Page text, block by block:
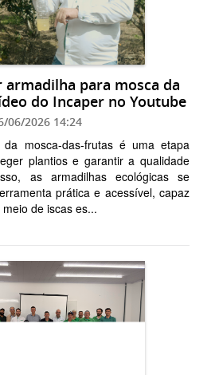
armadilha para mosca da
do Incaper no Youtube
06/2026 14:24
mosca-das-frutas é uma etapa
plantios e garantir a qualidade
as armadilhas ecológicas se
prática e acessível, capaz
de iscas es...